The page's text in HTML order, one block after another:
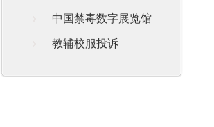
中国禁毒数字展览馆
教辅校服投诉